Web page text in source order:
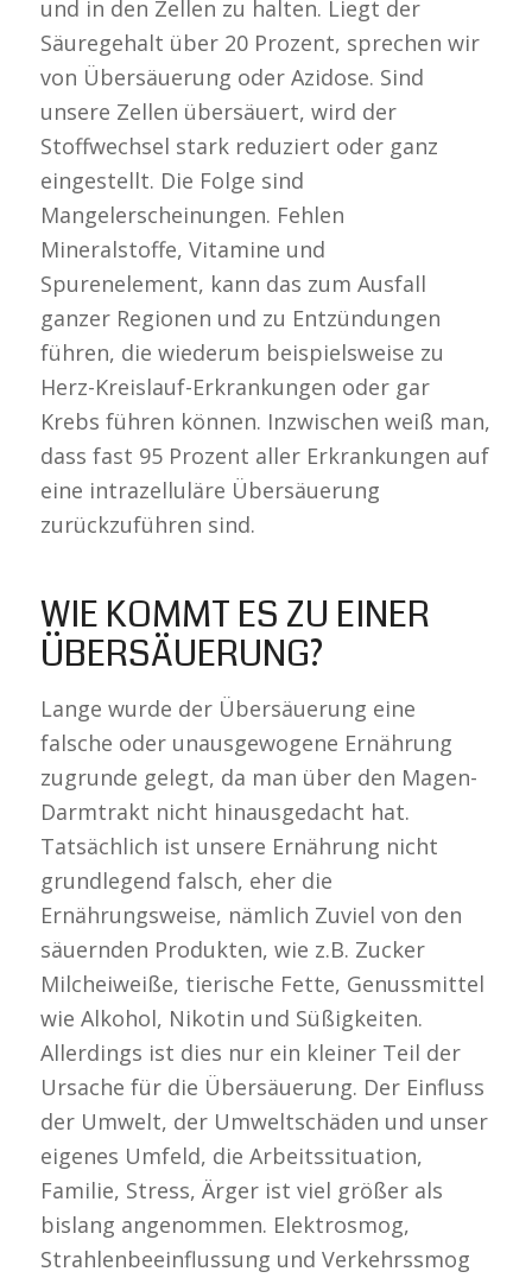
und in den Zellen zu halten. Liegt der
Säuregehalt über 20 Prozent, sprechen wir
von Übersäuerung oder Azidose. Sind
unsere Zellen übersäuert, wird der
Stoffwechsel stark reduziert oder ganz
eingestellt. Die Folge sind
Mangelerscheinungen. Fehlen
Mineralstoffe, Vitamine und
Spurenelement, kann das zum Ausfall
ganzer Regionen und zu Entzündungen
führen, die wiederum beispielsweise zu
Herz-Kreislauf-Erkrankungen oder gar
Krebs führen können. Inzwischen weiß man,
dass fast 95 Prozent aller Erkrankungen auf
eine intrazelluläre Übersäuerung
zurückzuführen sind.
WIE KOMMT ES ZU EINER
ÜBERSÄUERUNG?
Lange wurde der Übersäuerung eine
falsche oder unausgewogene Ernährung
zugrunde gelegt, da man über den Magen-
Darmtrakt nicht hinausgedacht hat.
Tatsächlich ist unsere Ernährung nicht
grundlegend falsch, eher die
Ernährungsweise, nämlich Zuviel von den
säuernden Produkten, wie z.B. Zucker
Milcheiweiße, tierische Fette, Genussmittel
wie Alkohol, Nikotin und Süßigkeiten.
Allerdings ist dies nur ein kleiner Teil der
Ursache für die Übersäuerung. Der Einfluss
der Umwelt, der Umweltschäden und unser
eigenes Umfeld, die Arbeitssituation,
Familie, Stress, Ärger ist viel größer als
bislang angenommen. Elektrosmog,
Strahlenbeeinflussung und Verkehrssmog